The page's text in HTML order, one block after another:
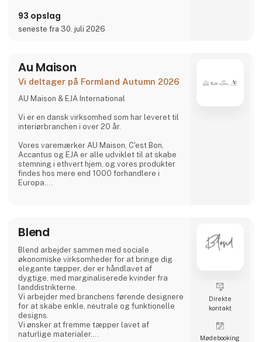
håndcremer og håndrensere inspireret af
planternes duft og skønhed i Royal Botanic
Gardens i Kew, London.
måtter til kæledy
93 opslag
seneste fra 30. juli 2026
Au Maison
Vi deltager på Formland Autumn 2026
AU Maison & EJA International
Vi er en dansk virksomhed som har leveret til
interiørbranchen i over 20 år.
Vores varemærker AU Maison, C'est Bon,
Accantus og EJA er alle udviklet til at skabe
stemning i ethvert hjem, og vores produkter
findes hos mere end 1000 forhandlere i
Europa.
Blend
Blend arbejder sammen med sociale
økonomiske virksomheder for at bringe dig
elegante tæpper, der er håndlavet af
dygtige, med marginaliserede kvinder fra
landdistrikterne.
Vi arbejder med branchens førende designere
for at skabe enkle, neutrale og funktionelle
designs.
Vi ønsker at fremme tæpper lavet af
naturlige materialer.
Direkte
kontakt
Møde­booking